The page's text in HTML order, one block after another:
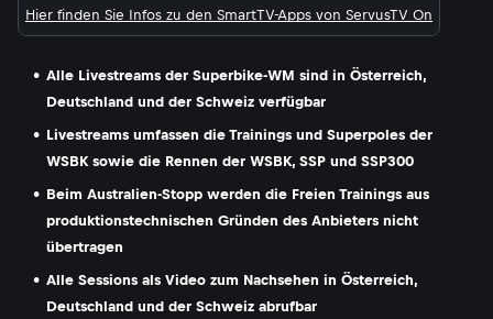
Hier finden Sie Infos zu den SmartTV-Apps von ServusTV On
Alle Livestreams der Superbike-WM sind in Österreich,
Deutschland und der Schweiz verfügbar
Livestreams umfassen die Trainings und Superpoles der
WSBK sowie die Rennen der WSBK, SSP und SSP300
Beim Australien-Stopp werden die Freien Trainings aus
produktionstechnischen Gründen des Anbieters nicht
übertragen
Alle Sessions als Video zum Nachsehen in Österreich,
Deutschland und der Schweiz abrufbar